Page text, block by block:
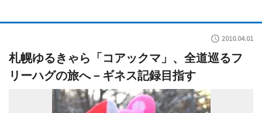
2010.04.01
札幌ゆるきゃら「コアックマ」、全道巡るフ
リーハグの旅へ－ギネス記録目指す